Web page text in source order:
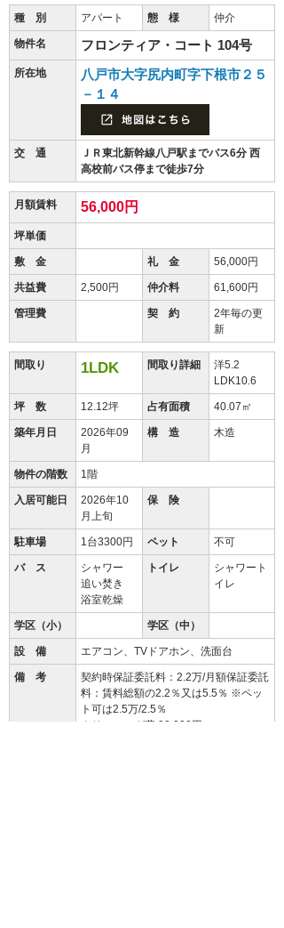
種 別 アパート 態 様 仲介
物件名 フロンティア・コート 104号
所在地
八戸市大字尻内町字下根市２５
－１４
交 通
ＪＲ東北新幹線八戸駅までバス6分 西
高校前バス停まで徒歩7分
月額賃料 56,000円
坪単価
敷 金 礼 金 56,000円
共益費 2,500円 仲介料 61,600円
管理費 契 約
2年毎の更
新
間取り 1LDK 間取り詳細
洋5.2
LDK10.6
坪 数 12.12坪 占有面積 40.07㎡
築年月日
2026年09
月
構 造 木造
物件の階数 1階
入居可能日
2026年10
月上旬
保 険
駐車場 1台3300円 ペット 不可
バ ス
シャワー
追い焚き
浴室乾燥
トイレ
シャワート
イレ
学区（小） 学区（中）
設 備 エアコン、TVドアホン、洗面台
備 考
契約時保証委託料：2.2万/月額保証委託
料：賃料総額の2.2％又は5.5％ ※ペッ
ト可は2.5万/2.5％
クリーニング費 80,000円